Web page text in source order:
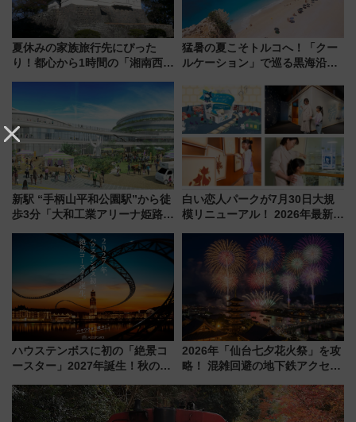
夏休みの家族旅行先にぴった
り！都心から1時間の「湘南西エ
注目スポット
猛暑の夏こそトルコへ！「クー
ルケーション」で巡る黒海沿岸
連検索数が前年比237％増、ナ
ショジオも認める『2026年に訪
れるべき世界の旅先』
新駅 “手柄山平和公園駅”から徒
歩3分「大和工業アリーナ姫路」
大相撲巡業など 豪華イベントと
白い恋人パークが7月30日大規
模リニューアル！ 2026年最新の
と料金・アクセスを徹底解説
（札幌市）
ハウステンボスに初の「絶景コ
ースター」2027年誕生！秋の
ろも一挙紹介
2026年「仙台七夕花火祭」を攻
略！ 混雑回避の地下鉄アクセス
火前に楽しむ仙台観光ルートま
で解説！